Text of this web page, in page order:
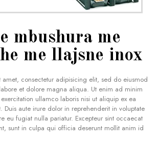
mbushura me
me llajsne inox
amet, consectetur adipisicing elit, sed do eiusmod
et dolore magna aliqua. Ut enim ad minim
ullamco laboris nisi ut aliquip ex ea
Duis aute irure dolor in reprehenderit in voluptate
eu fugiat nulla pariatur. Excepteur sint occaecat
sunt in culpa qui officia deserunt mollit anim id